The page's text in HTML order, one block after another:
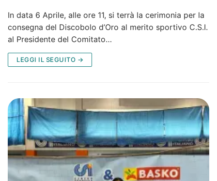
In data 6 Aprile, alle ore 11, si terrà la cerimonia per la
consegna del Discobolo d’Oro al merito sportivo C.S.I.
al Presidente del Comitato…
LEGGI IL SEGUITO →